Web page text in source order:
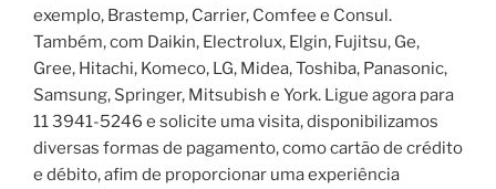
exemplo, Brastemp, Carrier, Comfee e Consul.
Também, com Daikin, Electrolux, Elgin, Fujitsu, Ge,
Gree, Hitachi, Komeco, LG, Midea, Toshiba, Panasonic,
Samsung, Springer, Mitsubish e York. Ligue agora para
11 3941-5246 e solicite uma visita, disponibilizamos
diversas formas de pagamento, como cartão de crédito
e débito, afim de proporcionar uma experiência